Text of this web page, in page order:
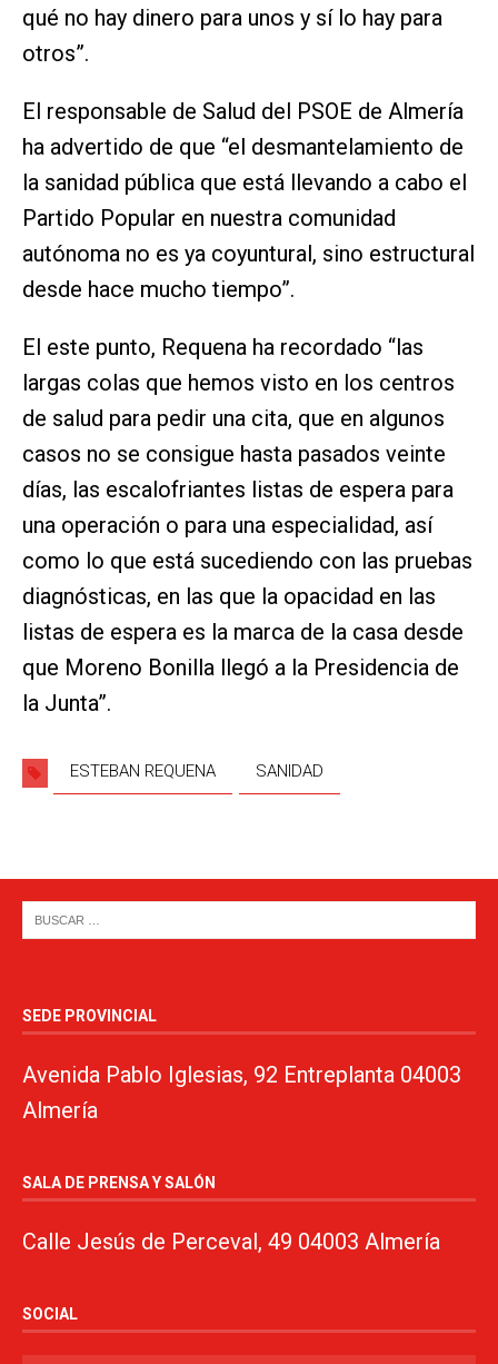
qué no hay dinero para unos y sí lo hay para
otros”.
El responsable de Salud del PSOE de Almería
ha advertido de que “el desmantelamiento de
la sanidad pública que está llevando a cabo el
Partido Popular en nuestra comunidad
autónoma no es ya coyuntural, sino estructural
desde hace mucho tiempo”.
El este punto, Requena ha recordado “las
largas colas que hemos visto en los centros
de salud para pedir una cita, que en algunos
casos no se consigue hasta pasados veinte
días, las escalofriantes listas de espera para
una operación o para una especialidad, así
como lo que está sucediendo con las pruebas
diagnósticas, en las que la opacidad en las
listas de espera es la marca de la casa desde
que Moreno Bonilla llegó a la Presidencia de
la Junta”.
ESTEBAN REQUENA SANIDAD
SEDE PROVINCIAL
Avenida Pablo Iglesias, 92 Entreplanta 04003
Almería
SALA DE PRENSA Y SALÓN
Calle Jesús de Perceval, 49 04003 Almería
SOCIAL